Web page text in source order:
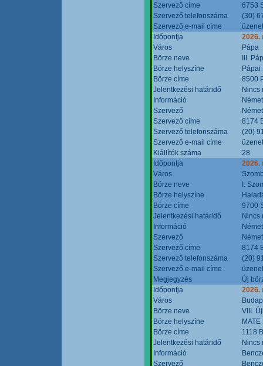
Szervező címe
6753
Szervező telefonszáma
(30)
Szervező e-mail címe
Időpontja
2026.
Város
Pápa
Börze neve
III.
Börze helyszíne
Pápai
Börze címe
8500
Jelentkezési határidő
Nincs
Információ
Szervező
Szervező címe
8174
Szervező telefonszáma
(20)
Szervező e-mail címe
Kiállítók száma
28
Időpontja
2026.
Város
Börze neve
I.
Börze helyszíne
Börze címe
9700
Jelentkezési határidő
Nincs
Információ
Szervező
Szervező címe
8174
Szervező telefonszáma
(20)
Szervező e-mail címe
Megjegyzés
Új
Időpontja
2026.
Város
Börze neve
VIII.
Börze helyszíne
Börze címe
1118
Jelentkezési határidő
Nincs
Információ
Szervező